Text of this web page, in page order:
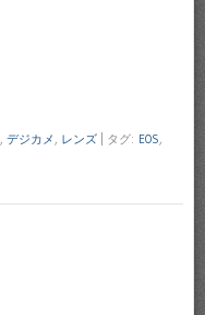
, デジカメ , レンズ タグ: EOS,